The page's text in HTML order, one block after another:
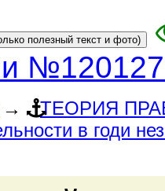
→
ТЕОРИЯ
в годи